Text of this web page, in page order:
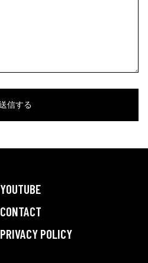
YOUTUBE
CONTACT
PRIVACY POLICY